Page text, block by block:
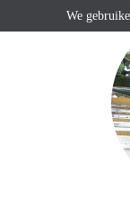
We